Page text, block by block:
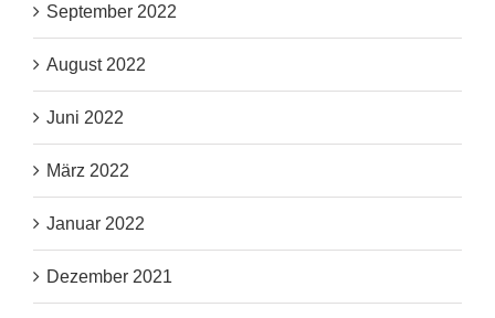
September 2022
August 2022
Juni 2022
März 2022
Januar 2022
Dezember 2021